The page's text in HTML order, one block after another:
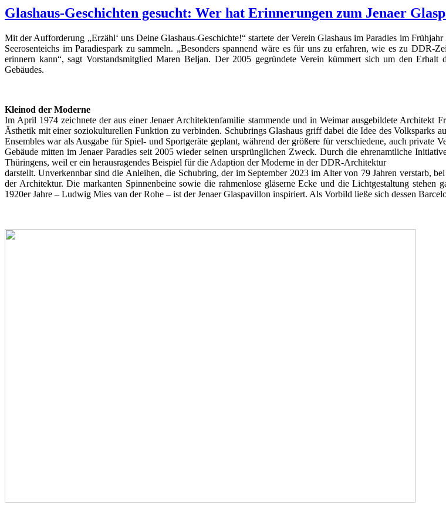
Glashaus-Geschichten gesucht: Wer hat Erinnerungen zum Jenaer
Mit der Aufforderung „Erzähl‘ uns Deine Glashaus-Geschichte!“ startete der Verein Glashaus im Paradies im
Seerosenteichs im Paradiespark zu sammeln. „Besonders spannend wäre es für uns zu erfahren, wie es zu
erinnern kann“, sagt Vorstandsmitglied Maren Beljan. Der 2005 gegründete Verein kümmert sich um den
Gebäudes.
Kleinod der Moderne
Im April 1974 zeichnete der aus einer Jenaer Architektenfamilie stammende und in Weimar ausgebildete Architekt
Ästhetik mit einer soziokulturellen Funktion zu verbinden. Schubrings Glashaus griff dabei die Idee des
Ensembles war als Ausgabe für Spiel- und Sportgeräte geplant, während der größere für verschiedene, auch private
Gebäude mitten im Jenaer Paradies seit 2005 wieder seinen ursprünglichen Zweck. Durch die ehrenamtliche
Thüringens, weil er ein herausragendes Beispiel für die Adaption der Moderne in der DDR-Architektur
darstellt. Unverkennbar sind die Anleihen, die Schubring, der im September 2023 im Alter von 79 Jahren verstarb,
der Architektur. Die markanten Spinnenbeine sowie die rahmenlose gläserne Ecke und die Lichtgestaltung
1920er Jahre – Ludwig Mies van der Rohe – ist der Jenaer Glaspavillon inspiriert. Als Vorbild ließe sich dessen